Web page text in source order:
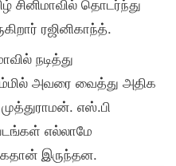
ரஜினிகாந்த்.
நடித்து
அவரை வைத்து அதிக
எஸ்.பி
எல்லாமே
இருந்தன.